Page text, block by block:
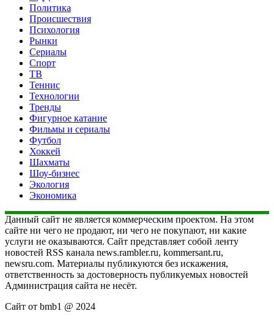
Политика
Происшествия
Психология
Рынки
Сериалы
Спорт
ТВ
Теннис
Технологии
Тренды
Фигурное катание
Фильмы и сериалы
Футбол
Хоккей
Шахматы
Шоу-бизнес
Экология
Экономика
Данный сайт не является коммерческим проектом. На этом
сайте ни чего не продают, ни чего не покупают, ни какие
услуги не оказываются. Сайт представляет собой ленту
новостей RSS канала news.rambler.ru, kommersant.ru,
newsru.com. Материалы публикуются без искажения,
ответственность за достоверность публикуемых новостей
Администрация сайта не несёт.
Сайт от bmb1 @ 2024